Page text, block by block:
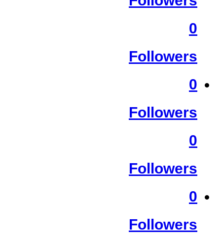
0
Followers
0
Followers
0
Followers
0
Followers